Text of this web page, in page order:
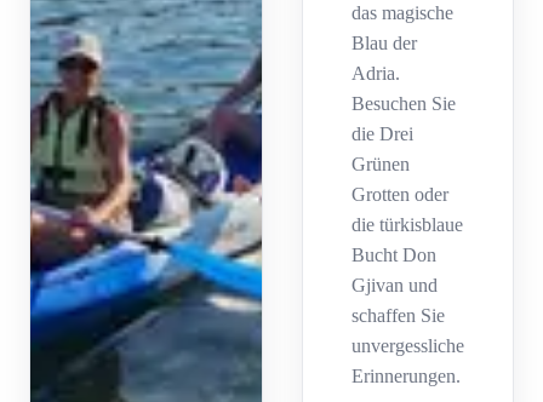
das magische
Blau der
Adria.
Besuchen Sie
die Drei
Grünen
Grotten oder
die türkisblaue
Bucht Don
Gjivan und
schaffen Sie
unvergessliche
Erinnerungen.